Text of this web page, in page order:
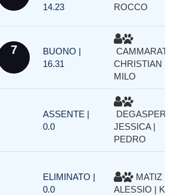
14.23
ROCCO
7
BUONO |
16.31
CHRISTIAN |
MILO
ASSENTE |
0.0
DEGASPERI
JESSICA |
PEDRO
ELIMINATO |
0.0
MATIZ
ALESSIO |